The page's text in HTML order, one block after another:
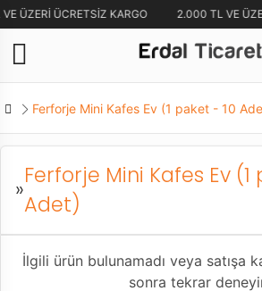
ÜZERİ ÜCRETSİZ KARGO 2.000 TL VE
Ferforje Mini Kafes Ev (1 paket - 10
»
Ferforje Mini Kafes Ev (1
Adet)
İlgili ürün bulunamadı veya satışa
sonra tekrar